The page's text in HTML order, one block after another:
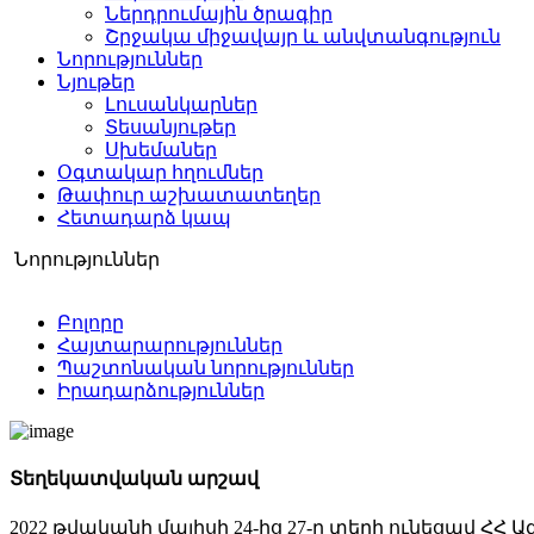
Ներդրումային ծրագիր
Շրջակա միջավայր և անվտանգություն
Նորություններ
Նյութեր
Լուսանկարներ
Տեսանյութեր
Սխեմաներ
Օգտակար հղումներ
Թափուր աշխատատեղեր
Հետադարձ կապ
Նորություններ
Բոլորը
Հայտարարություններ
Պաշտոնական նորություններ
Իրադարձություններ
Տեղեկատվական արշավ
2022 թվականի մայիսի 24-ից 27-ը տեղի ունեցավ